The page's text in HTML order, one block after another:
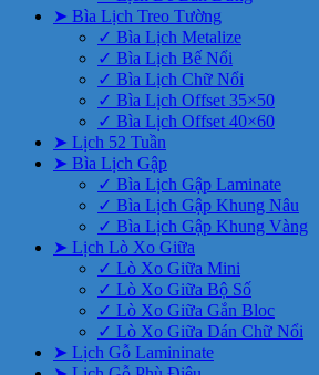
➤ Bìa Lịch Treo Tường
✓ Bìa Lịch Metalize
✓ Bìa Lịch Bế Nổi
✓ Bìa Lịch Chữ Nổi
✓ Bìa Lịch Offset 35×50
✓ Bìa Lịch Offset 40×60
➤ Lịch 52 Tuần
➤ Bìa Lịch Gập
✓ Bìa Lịch Gập Laminate
✓ Bìa Lịch Gập Khung Nâu
✓ Bìa Lịch Gập Khung Vàng
➤ Lịch Lò Xo Giữa
✓ Lò Xo Giữa Mini
✓ Lò Xo Giữa Bộ Số
✓ Lò Xo Giữa Gắn Bloc
✓ Lò Xo Giữa Dán Chữ Nổi
➤ Lịch Gỗ Lamininate